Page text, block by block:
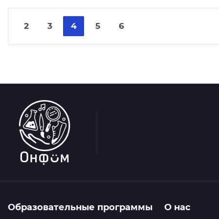
2 3 4 5 6
Образовательные программы О нас